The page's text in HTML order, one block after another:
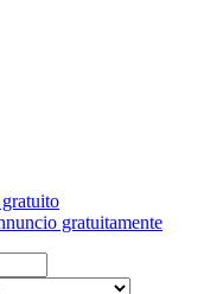
gratuitamente